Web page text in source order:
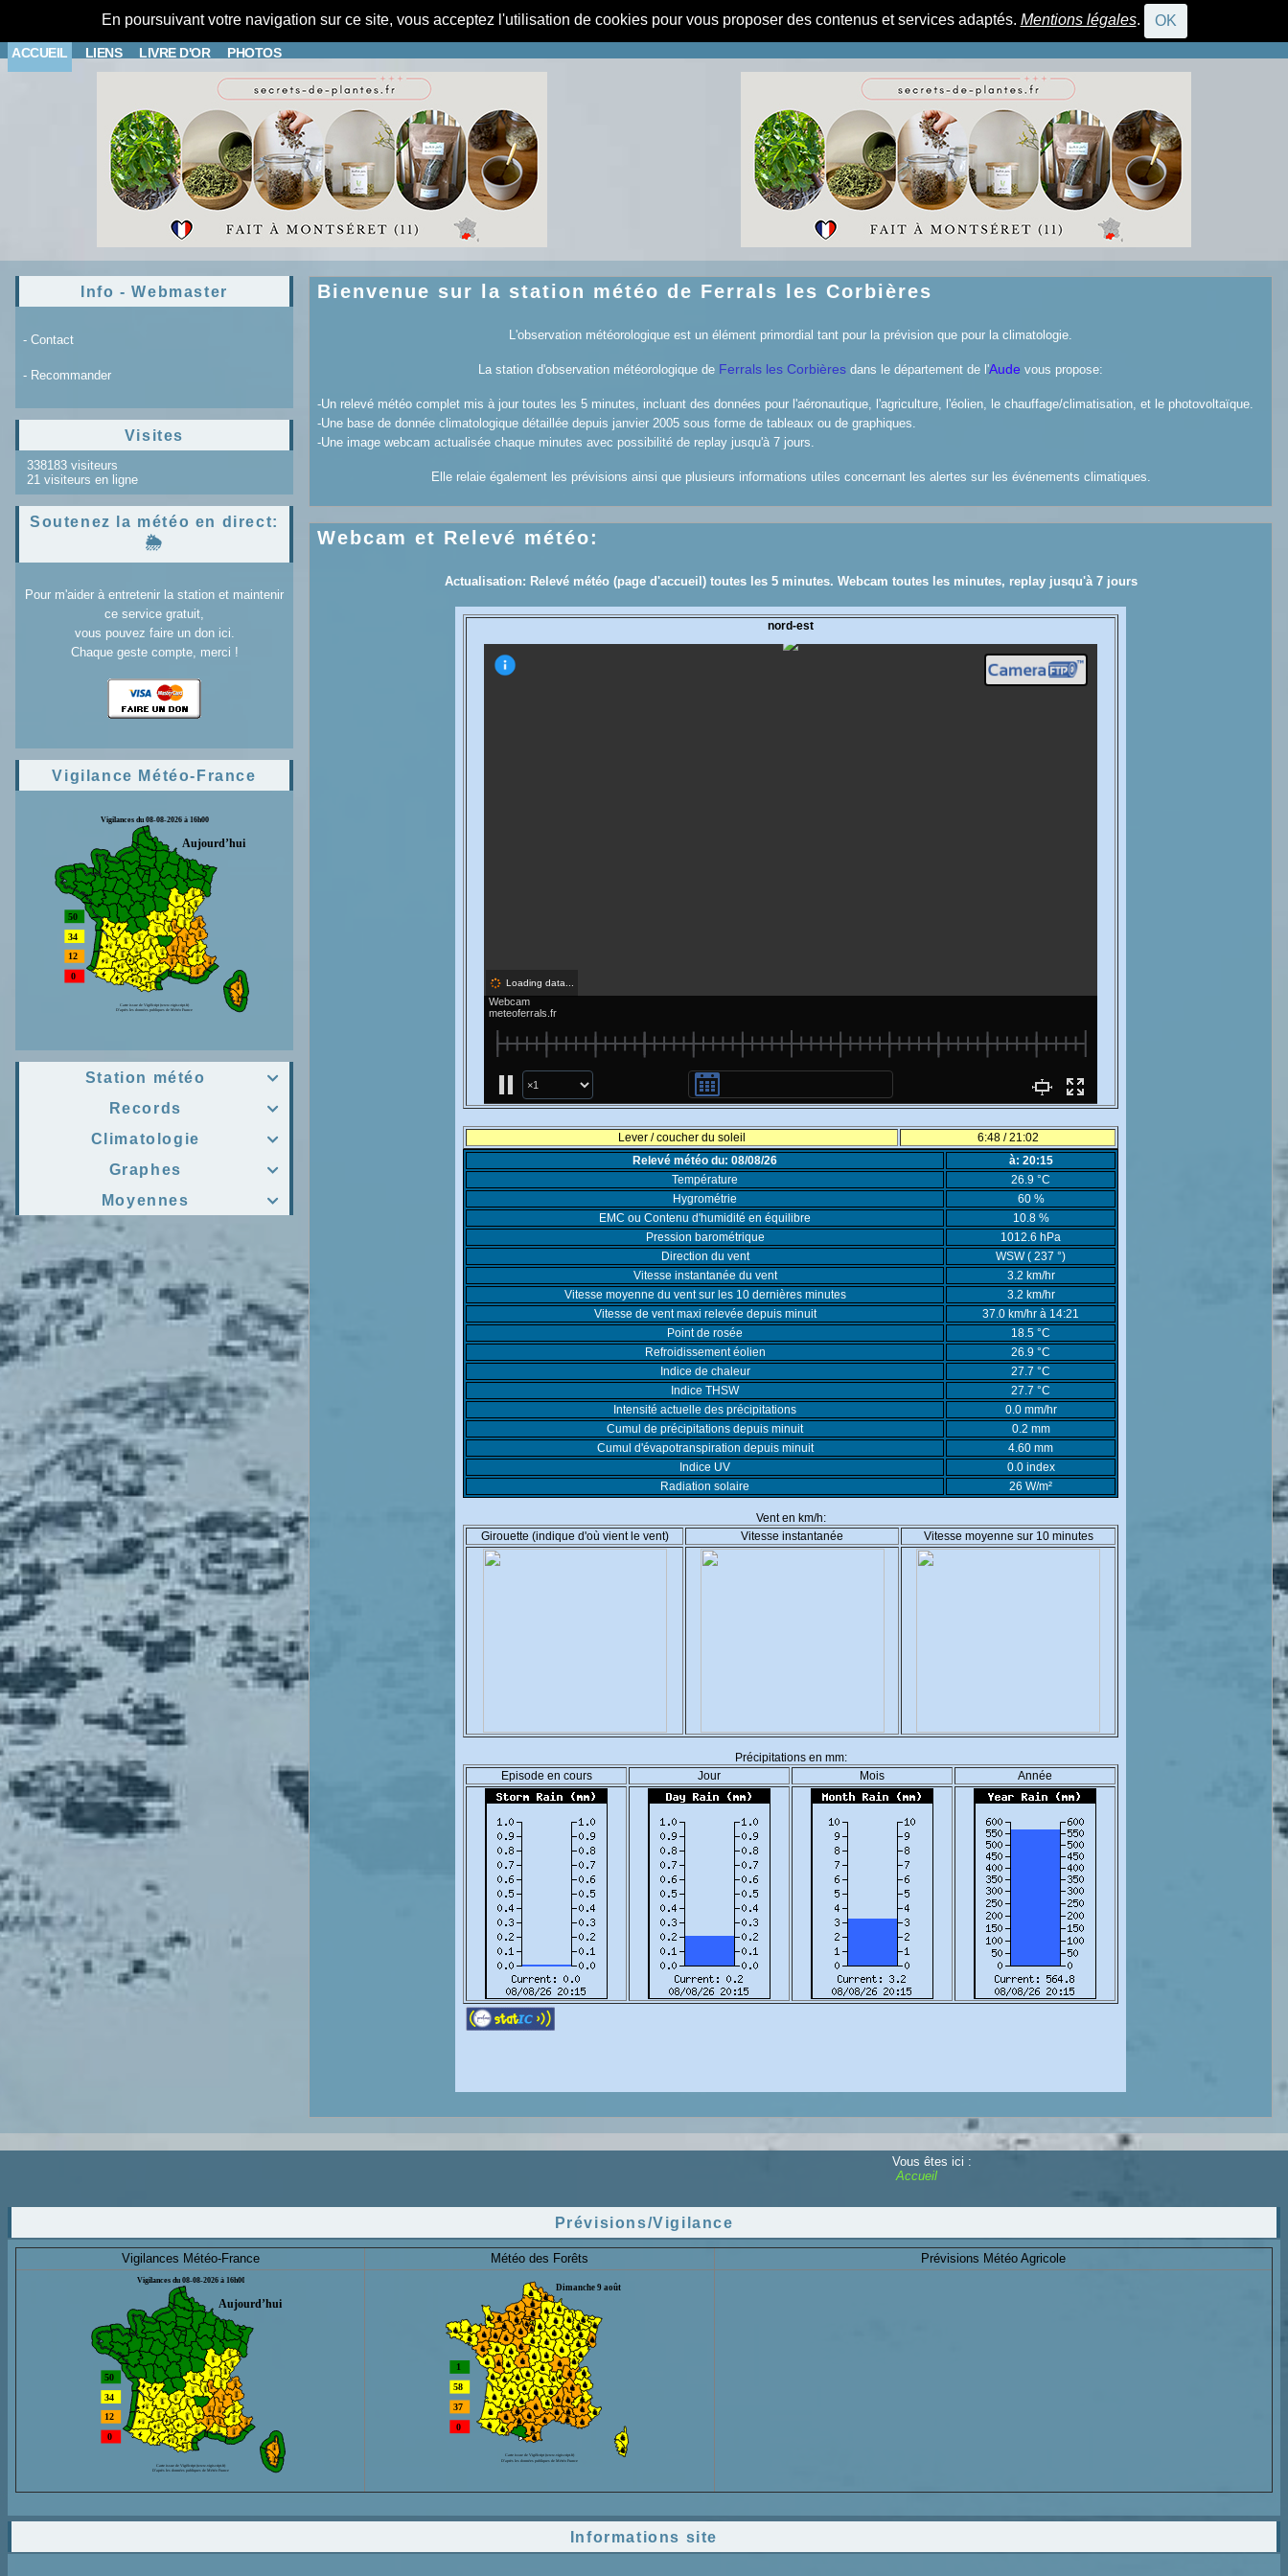
En poursuivant votre navigation sur ce site, vous acceptez l'utilisation de cookies pour vous proposer des contenus et services adaptés. Mentions légales. OK
ACCUEIL
CONNEXION
LIENS LIVRE D'OR PHOTOS
Info - Webmaster
- Contact
- Recommander
Visites
338183 visiteurs
21 visiteurs en ligne
Soutenez la météo en direct:
🌦️
Pour m'aider à entretenir la station et maintenir
ce service gratuit,
vous pouvez faire un don ici.
Chaque geste compte, merci !
Vigilance Météo-France

Station météo

Records

Climatologie

Graphes

Moyennes
Bienvenue sur la station météo de Ferrals les Corbières
L'observation météorologique est un élément primordial tant pour la prévision que pour la climatologie.
La station d'observation météorologique de Ferrals les Corbières dans le département de l'Aude vous propose:
-Un relevé météo complet mis à jour toutes les 5 minutes, incluant des données pour l'aéronautique, l'agriculture, l'éolien, le chauffage/climatisation, et le photovoltaïque.
-Une base de donnée climatologique détaillée depuis janvier 2005 sous forme de tableaux ou de graphiques.
-Une image webcam actualisée chaque minutes avec possibilité de replay jusqu'à 7 jours.
Elle relaie également les prévisions ainsi que plusieurs informations utiles concernant les alertes sur les événements climatiques.
Webcam et Relevé météo:
Actualisation: Relevé météo (page d'accueil) toutes les 5 minutes. Webcam toutes les minutes, replay jusqu'à 7 jours
Vous êtes ici :
Accueil
Prévisions/Vigilance
Vigilances Météo-France Météo des Forêts Prévisions Météo Agricole
Informations site